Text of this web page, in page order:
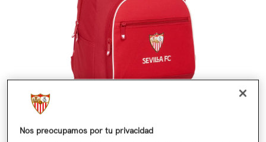
Nos preocupamos por tu privacidad